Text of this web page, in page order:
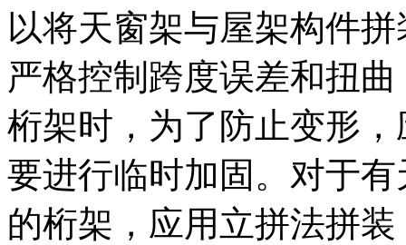
以将天窗架与屋架构件
严格控制跨度误差和扭
桁架时，为了防止变形
要进行临时加固。对于
的桁架，应用立拼法拼